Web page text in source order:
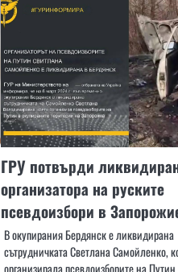
ГРУ потвърди
организатора на руските
псевдоизбори в
В окупирания Бердянск е ликвидирана
сътрудничката Светлана Самойленко,
организирала псевдоизборите на Путин